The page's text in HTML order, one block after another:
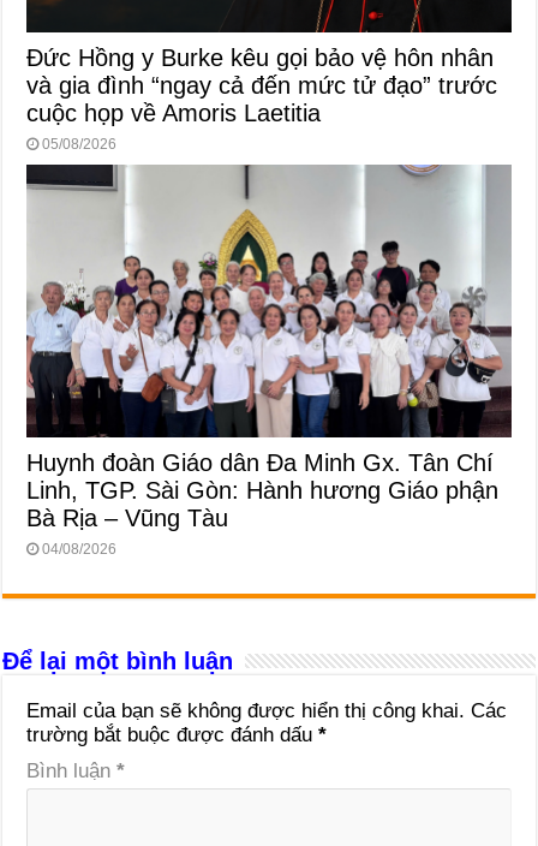
Đức Hồng y Burke kêu gọi bảo vệ hôn nhân
và gia đình “ngay cả đến mức tử đạo” trước
cuộc họp về Amoris Laetitia
05/08/2026
Huynh đoàn Giáo dân Đa Minh Gx. Tân Chí
Linh, TGP. Sài Gòn: Hành hương Giáo phận
Bà Rịa – Vũng Tàu
04/08/2026
Để lại một bình luận
Email của bạn sẽ không được hiển thị công khai. Các
trường bắt buộc được đánh dấu*
Bình luận*